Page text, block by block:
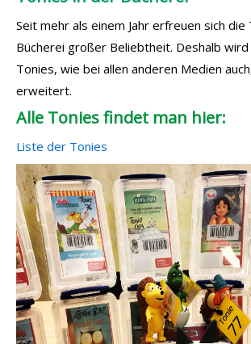
Seit mehr als einem Jahr erfreuen sich die
Bücherei großer Beliebtheit. Deshalb
Tonies, wie bei allen anderen Medien
erweitert.
Alle Tonies findet man hier:
Liste der Tonies